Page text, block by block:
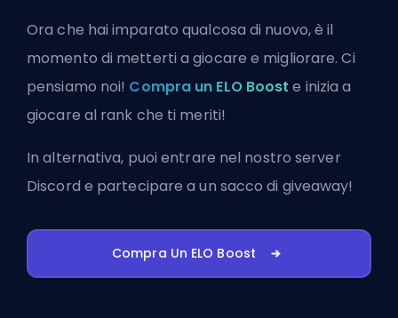
Ora che hai imparato qualcosa di nuovo, è il
momento di metterti a giocare e migliorare. Ci
pensiamo noi! Compra un ELO Boost e inizia a
giocare al rank che ti meriti!
In alternativa, puoientrare nel nostro server
Discord e partecipare a un sacco di giveaway!
Compra Un ELO Boost